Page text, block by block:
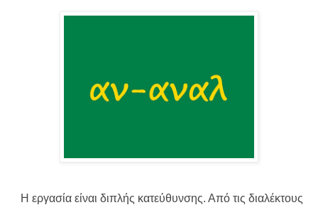
Η εργασία είναι διπλής κατεύθυνσης. Από τις διαλέκτους